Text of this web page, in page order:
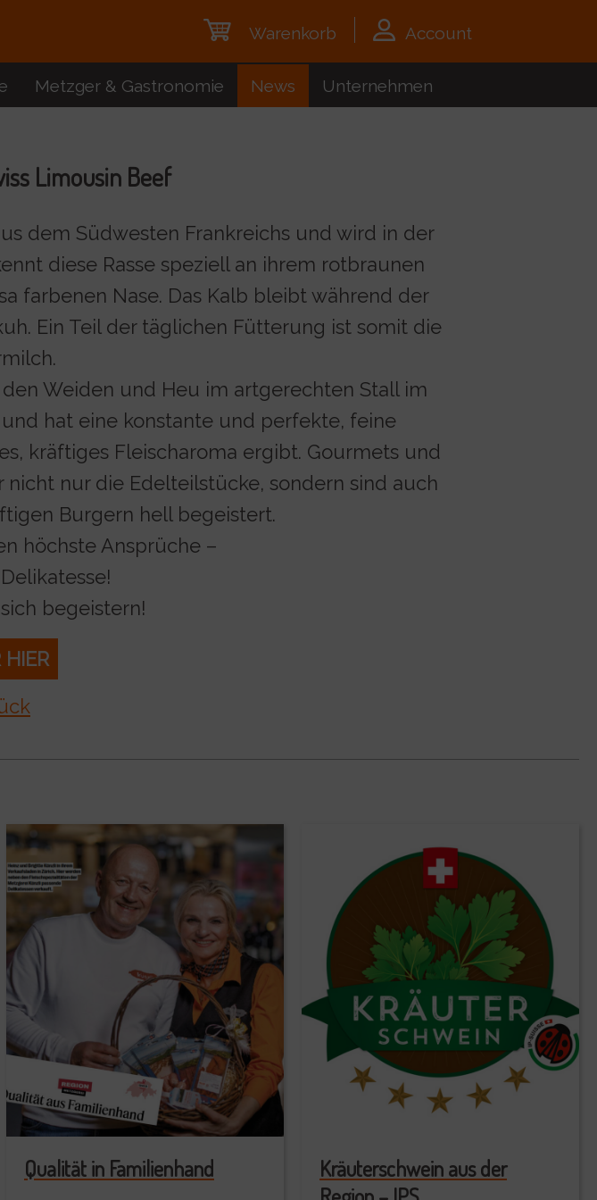
Warenkorb Account
Metzger & Gastronomie News Unternehmen
Limousin Beef
dem Südwesten Frankreichs und wird in der
diese Rasse speziell an ihrem rotbraunen
farbenen Nase. Das Kalb bleibt während der
Ein Teil der täglichen Fütterung ist somit die
Weiden und Heu im artgerechten Stall im
hat eine konstante und perfekte, feine
kräftiges Fleischaroma ergibt. Gourmets und
nur die Edelteilstücke, sondern sind auch
Burgern hell begeistert.
höchste Ansprüche –
begeistern!
HIER
Qualität in Familienhand
Kräuterschwein aus der